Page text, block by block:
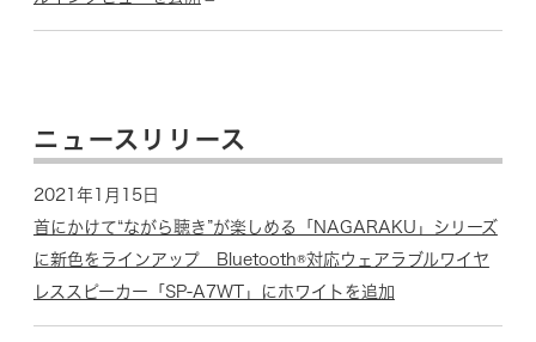
ニュースリリース
2021年1月15日
首にかけて“ながら聴き”が楽しめる「NAGARAKU」シリーズ
に新色をラインアップ Bluetooth®対応ウェアラブルワイヤ
レススピーカー「SP-A7WT」にホワイトを追加